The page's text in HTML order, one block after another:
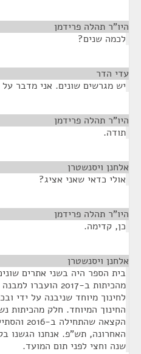
היו"ר תהלה פרידמן
לכמה שנים?
עדי הדר
יש מגרשים שונים. אני מדבר
היו"ר תהלה פרידמן
תודה.
אלחנן ויסנשטרן
אולי כדאי שאני אציג?
היו"ר תהלה פרידמן
כן, קדימה.
אלחנן ויסנשטרן
בית הספר היה בשני אתרים
מהכיתות ב-2017
לחינוך מיוחד שניבנה על ידי
החינוך המיוחד. חלק מהכיתות
הקצאה
שנה וחצי לפני תום המועד.